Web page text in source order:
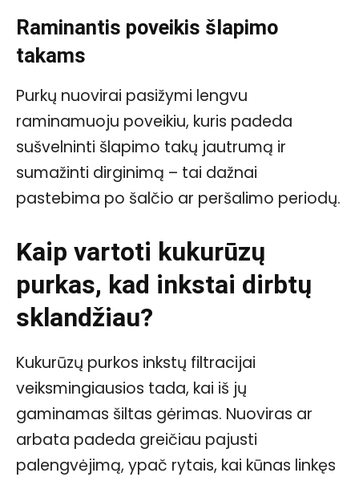
Raminantis poveikis šlapimo
takams
Purkų nuovirai pasižymi lengvu
raminamuoju poveikiu, kuris padeda
sušvelninti šlapimo takų jautrumą ir
sumažinti dirginimą – tai dažnai
pastebima po šalčio ar peršalimo periodų.
Kaip vartoti kukurūzų
purkas, kad inkstai dirbtų
sklandžiau?
Kukurūzų purkos inkstų filtracijai
veiksmingiausios tada, kai iš jų
gaminamas šiltas gėrimas. Nuoviras ar
arbata padeda greičiau pajusti
palengvėjimą, ypač rytais, kai kūnas linkęs